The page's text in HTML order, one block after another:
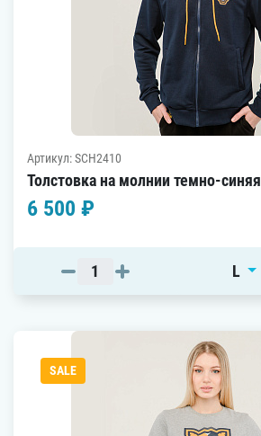
Артикул: SCH2410
Толстовка на молнии темно-синяя
6 500 ₽
L
SALE